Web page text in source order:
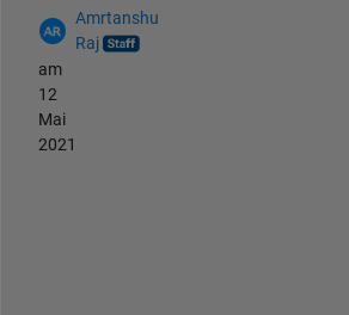
Amrtanshu
Raj
am
12
Mai
2021